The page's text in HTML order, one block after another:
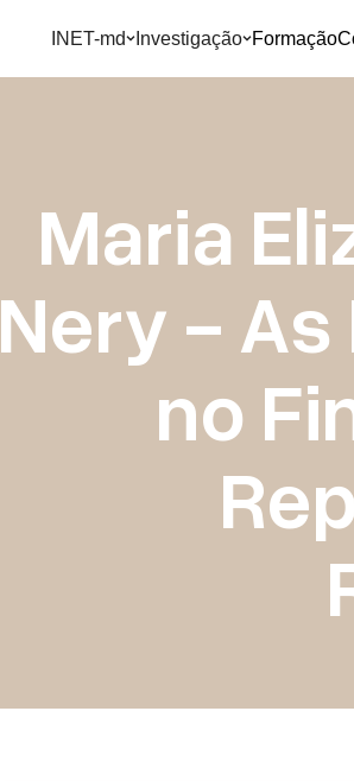
INET-md Investigação Formação
Maria
Nery -
no